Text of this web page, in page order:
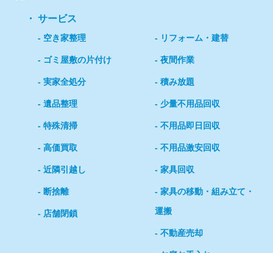
サービス
空き家整理
ゴミ屋敷の片付け
実家全処分
遺品整理
特殊清掃
高価買取
近隣引越し
断捨離
店舗閉鎖
リフォーム・建替
夜間作業
積み放題
少量不用品回収
不用品即日回収
不用品激安回収
家具回収
家具の移動・組み立て・
運搬
不動産売却